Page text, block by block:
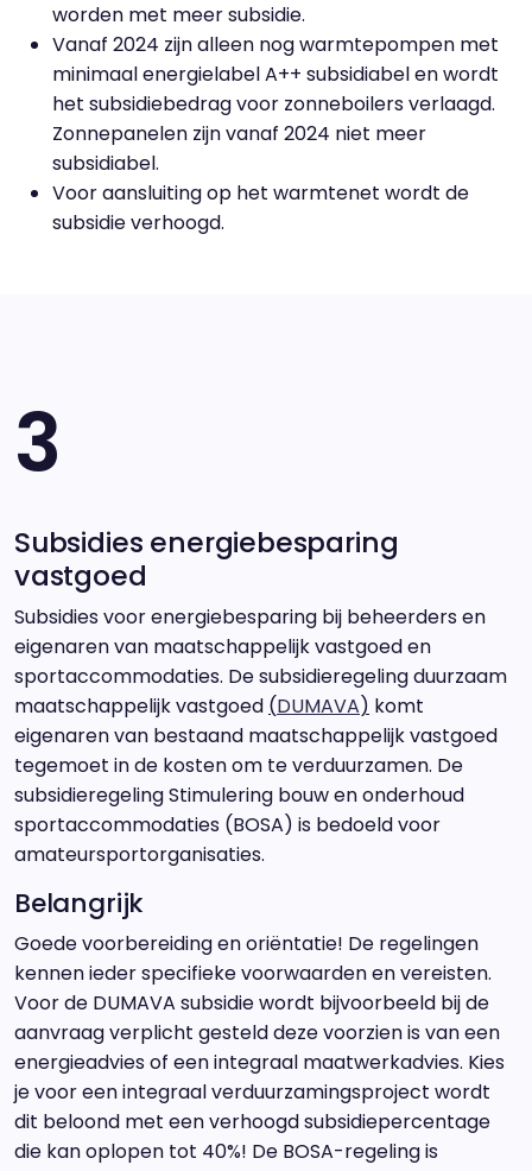
worden met meer subsidie.
Vanaf 2024 zijn alleen nog warmtepompen met
minimaal energielabel A++ subsidiabel en wordt
het subsidiebedrag voor zonneboilers verlaagd.
Zonnepanelen zijn vanaf 2024 niet meer
subsidiabel.
Voor aansluiting op het warmtenet wordt de
subsidie verhoogd.
3
Subsidies energiebesparing
vastgoed
Subsidies voor energiebesparing bij beheerders en
eigenaren van maatschappelijk vastgoed en
sportaccommodaties. De subsidieregeling duurzaam
maatschappelijk vastgoed (DUMAVA) komt
eigenaren van bestaand maatschappelijk vastgoed
tegemoet in de kosten om te verduurzamen. De
subsidieregeling Stimulering bouw en onderhoud
sportaccommodaties (BOSA) is bedoeld voor
amateursportorganisaties.
Belangrijk
Goede voorbereiding en oriëntatie! De regelingen
kennen ieder specifieke voorwaarden en vereisten.
Voor de DUMAVA subsidie wordt bijvoorbeeld bij de
aanvraag verplicht gesteld deze voorzien is van een
energieadvies of een integraal maatwerkadvies. Kies
je voor een integraal verduurzamingsproject wordt
dit beloond met een verhoogd subsidiepercentage
die kan oplopen tot 40%! De BOSA-regeling is